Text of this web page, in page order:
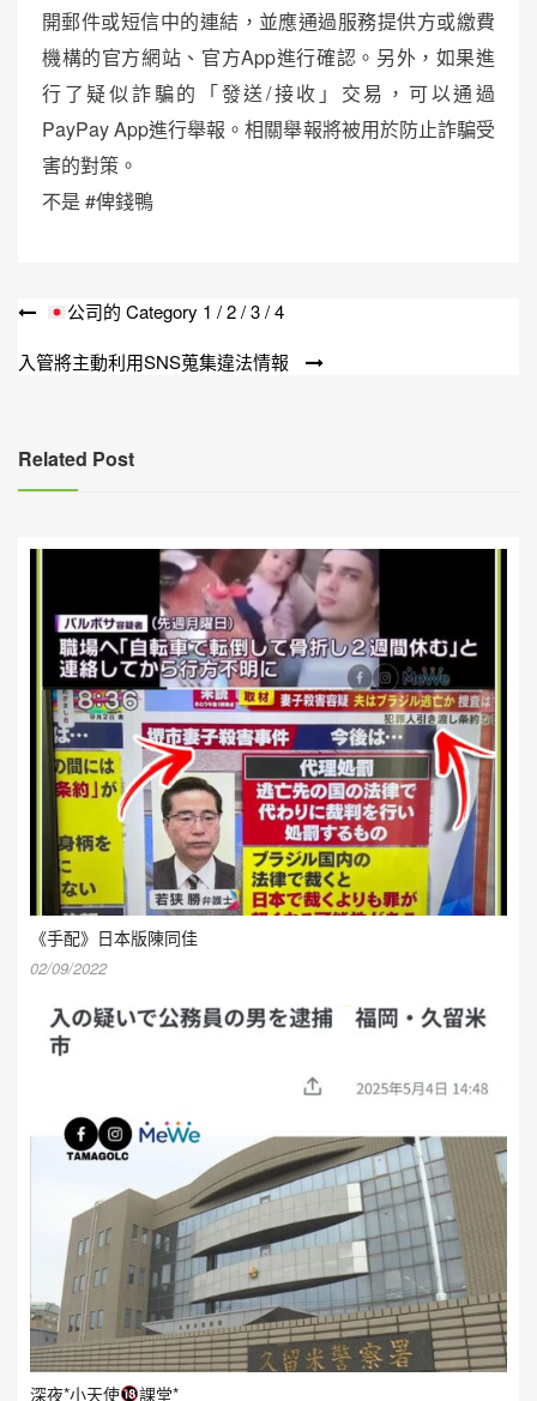
開郵件或短信中的連結，並應通過服務提供方或繳費
機構的官方網站、官方App進行確認。另外，如果進
行了疑似詐騙的「發送/接收」交易，可以通過
PayPay App進行舉報。相關舉報將被用於防止詐騙受
害的對策。
不是 #俾錢鴨
文
章
公司的 Category 1 / 2 / 3 / 4
入管將主動利用SNS蒐集違法情報
Related Post
《手配》日本版陳同佳
02/09/2022
深夜*小天使 課堂*